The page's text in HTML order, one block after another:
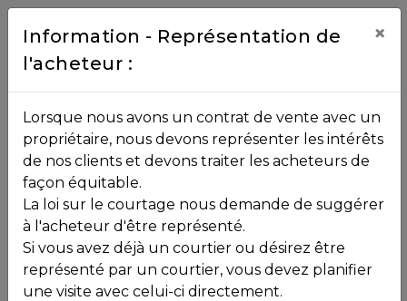
Contact
NOS
PROPRIÉTÉS
VOS
COURTIERS
Toutes les propriétés
Vendu
, , ,
J0R 1K0
Voir plus de photos
Information - Représentation de
l'acheteur :
×
Lorsque nous avons un contrat de vente avec un
propriétaire, nous devons représenter les intérêts
de nos clients et devons traiter les acheteurs de
façon équitable.
La loi sur le courtage nous demande de suggérer
à l'acheteur d'être représenté.
Si vous avez déjà un courtier ou désirez être
représenté par un courtier, vous devez planifier
une visite avec celui-ci directement.